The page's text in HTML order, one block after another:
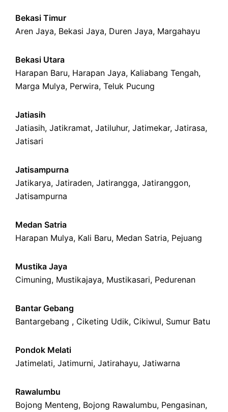
Bekasi Timur
Aren Jaya, Bekasi Jaya, Duren Jaya, Margahayu
Bekasi Utara
Harapan Baru, Harapan Jaya, Kaliabang Tengah,
Marga Mulya, Perwira, Teluk Pucung
Jatiasih
Jatiasih, Jatikramat, Jatiluhur, Jatimekar, Jatirasa,
Jatisari
Jatisampurna
Jatikarya, Jatiraden, Jatirangga, Jatiranggon,
Jatisampurna
Medan Satria
Harapan Mulya, Kali Baru, Medan Satria, Pejuang
Mustika Jaya
Cimuning, Mustikajaya, Mustikasari, Pedurenan
Bantar Gebang
Bantargebang , Ciketing Udik, Cikiwul, Sumur Batu
Pondok Melati
Jatimelati, Jatimurni, Jatirahayu, Jatiwarna
Rawalumbu
Bojong Menteng, Bojong Rawalumbu, Pengasinan,